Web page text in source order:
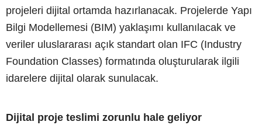
projeleri dijital ortamda hazırlanacak. Projelerde Yapı
Bilgi Modellemesi (BIM) yaklaşımı kullanılacak ve
veriler uluslararası açık standart olan IFC (Industry
Foundation Classes) formatında oluşturularak ilgili
idarelere dijital olarak sunulacak.
Dijital proje teslimi zorunlu hale geliyor